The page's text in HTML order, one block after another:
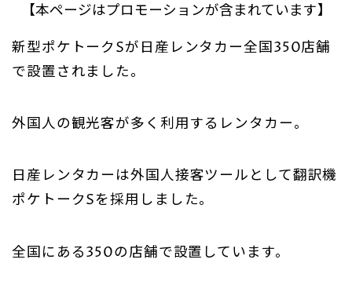
【本ページはプロモーションが含まれています】
新型ポケトークSが日産レンタカー全国350店舗
で設置されました。
外国人の観光客が多く利用するレンタカー。
日産レンタカーは外国人接客ツールとして翻訳機
ポケトークSを採用しました。
全国にある350の店舗で設置しています。